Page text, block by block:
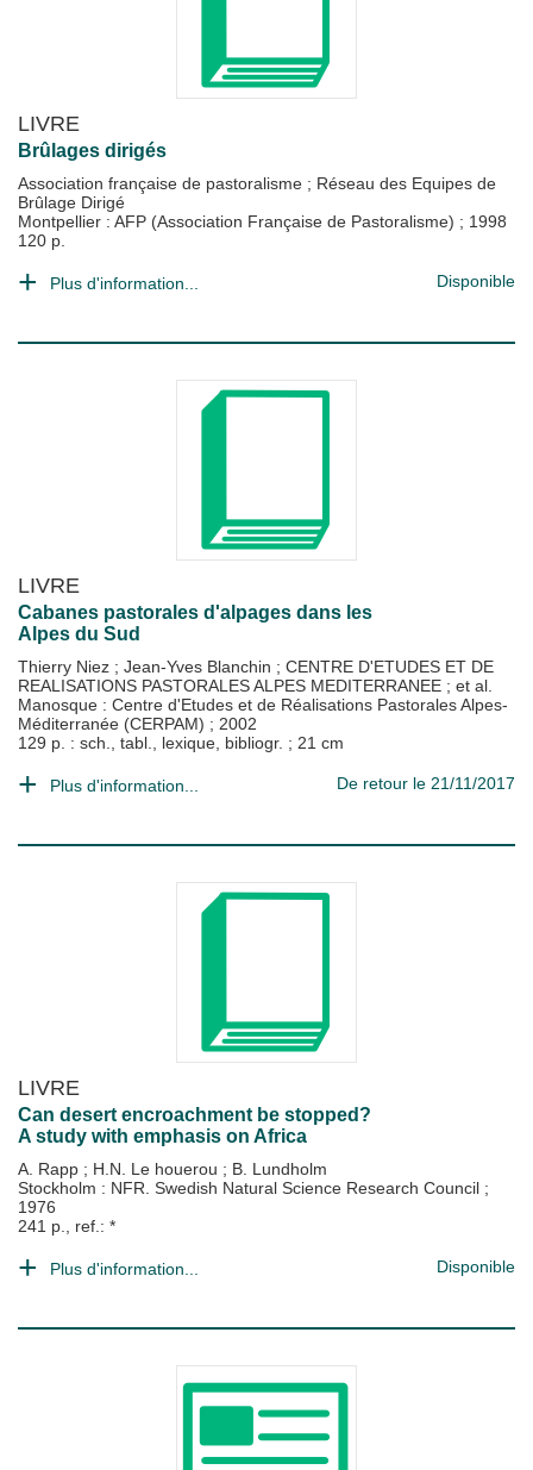
LIVRE
Brûlages dirigés
Association française de pastoralisme ; Réseau des Equipes de
Brûlage Dirigé
Montpellier : AFP (Association Française de Pastoralisme) ; 1998
120 p.
Plus d'information... Disponible
LIVRE
Cabanes pastorales d'alpages dans les
Alpes du Sud
Thierry Niez ; Jean-Yves Blanchin ; CENTRE D'ETUDES ET DE
REALISATIONS PASTORALES ALPES MEDITERRANEE ; et al.
Manosque : Centre d'Etudes et de Réalisations Pastorales Alpes-
Méditerranée (CERPAM) ; 2002
129 p. : sch., tabl., lexique, bibliogr. ; 21 cm
Plus d'information... De retour le 21/11/2017
LIVRE
Can desert encroachment be stopped?
A study with emphasis on Africa
A. Rapp ; H.N. Le houerou ; B. Lundholm
Stockholm : NFR. Swedish Natural Science Research Council ;
1976
241 p., ref.: *
Plus d'information... Disponible